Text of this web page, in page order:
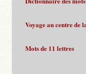
Voyage au centre de
Mots de 11 lettres